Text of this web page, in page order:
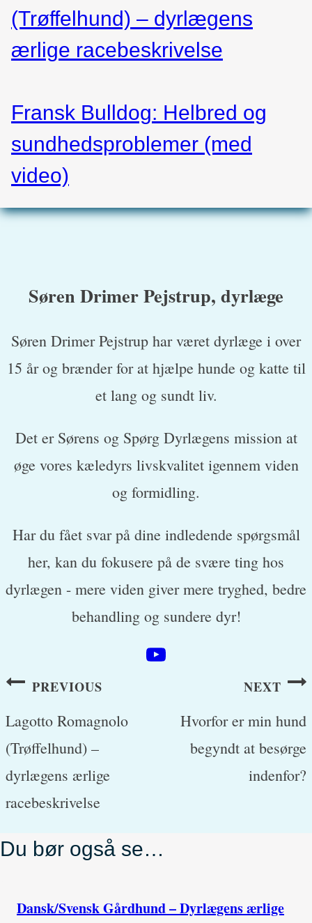
(Trøffelhund) – dyrlægens
ærlige racebeskrivelse
Fransk Bulldog: Helbred og
sundhedsproblemer (med
video)
Søren Drimer Pejstrup, dyrlæge
Søren Drimer Pejstrup har været dyrlæge i over
15 år og brænder for at hjælpe hunde og katte til
et lang og sundt liv.
Det er Sørens og Spørg Dyrlægens mission at
øge vores kæledyrs livskvalitet igennem viden
og formidling.
Har du fået svar på dine indledende spørgsmål
her, kan du fokusere på de svære ting hos
dyrlægen - mere viden giver mere tryghed, bedre
behandling og sundere dyr!
Post
navigation
PREVIOUS
Lagotto Romagnolo
(Trøffelhund) –
dyrlægens ærlige
racebeskrivelse
NEXT
Hvorfor er min hund
begyndt at besørge
indenfor?
Du bør også se…
Dansk/Svensk Gårdhund – Dyrlægens ærlige